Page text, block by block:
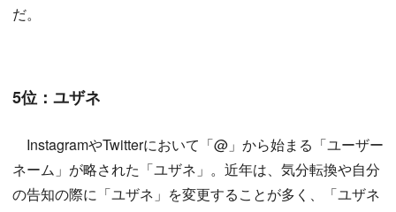
だ。
5位：ユザネ
InstagramやTwitterにおいて「@」から始まる「ユーザー
ネーム」が略された「ユザネ」。近年は、気分転換や自分
の告知の際に「ユザネ」を変更することが多く、「ユザネ